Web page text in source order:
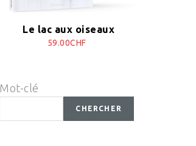
Le lac aux oiseaux
59.00CHF
Mot-clé
CHERCHER